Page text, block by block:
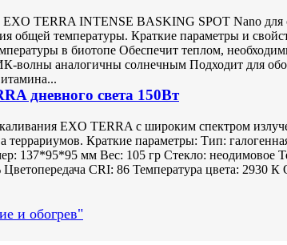
EXO TERRA INTENSE BASKING SPOT Nano для
общей температуры. Краткие параметры и
в биотопе Обеспечит теплом,
волны аналогичны солнечным Подходит для
дневного света 150Вт
EXO TERRA с широким спектром
террариумов. Краткие параметры: Тип:
137*95*95 мм Вес: 105 гр Стекло: неодимовое
Цветопередача CRI: 86 Температура цвета: 2930
и обогрев"